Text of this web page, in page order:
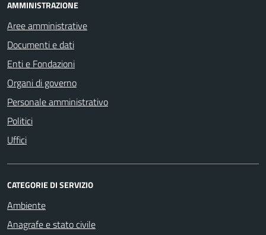
AMMINISTRAZIONE
Aree amministrative
Documenti e dati
Enti e Fondazioni
Organi di governo
Personale amministrativo
Politici
Uffici
CATEGORIE DI SERVIZIO
Ambiente
Anagrafe e stato civile